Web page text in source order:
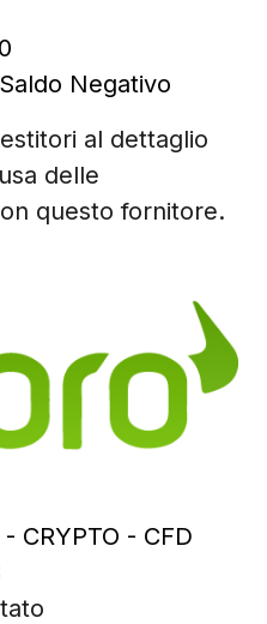
Negativo
al dettaglio
delle
questo fornitore.
CRYPTO - CFD